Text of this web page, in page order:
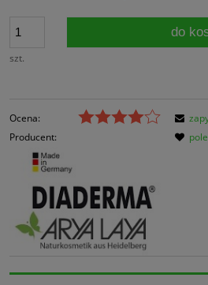
szt.
do
Ocena:
Producent: